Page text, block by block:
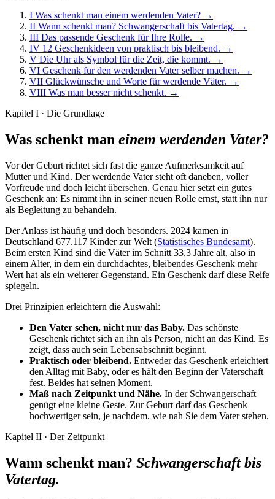
I Was schenkt man einem werdenden Vater? →
II Wann schenkt man? Schwangerschaft bis Vatertag. →
III Das passende Geschenk für Ihre Rolle. →
IV 12 Geschenkideen von praktisch bis bleibend. →
V Die Uhr als Symbol für die Zeit, die kommt. →
VI Geschenk für den werdenden Vater selber machen. →
VII Glückwünsche und Worte für werdende Väter. →
VIII Was man besser nicht schenkt. →
Kapitel I · Die Grundlage
Was schenkt man einem werdenden Vater?
Vor der Geburt richtet sich fast die ganze Aufmerksamkeit auf
Mutter und Kind. Der werdende Vater steht oft daneben, voller
Vorfreude und doch leicht übersehen. Genau hier setzt ein gutes
Geschenk an: Es nimmt ihn in seiner neuen Rolle ernst, statt ihn nur
als Begleitung zu behandeln.
Der Anlass ist häufig und doch besonders. 2024 kamen in
Deutschland 677.117 Kinder zur Welt (Statistisches Bundesamt).
Beim ersten Kind sind die Väter im Schnitt 33,3 Jahre alt, also in
einem Alter, in dem ein durchdachtes, bleibendes Geschenk mehr
Wert hat als ein weiterer Gegenstand. Ein Geschenk darf diese Reife
spiegeln.
Drei Prinzipien erleichtern die Auswahl:
Den Vater sehen, nicht nur das Baby. Das schönste
Geschenk richtet sich an ihn als Person, nicht an das Kind. Es
zeigt, dass auch sein Lebensabschnitt beginnt.
Praktisch oder bleibend. Entweder das Geschenk erleichtert
den Alltag mit Baby, oder es hält den Beginn der Vaterschaft
fest. Beides hat seinen Moment.
Maß nach Zeitpunkt und Nähe. In der Schwangerschaft
genügt eine kleine Geste. Zur Geburt darf das Geschenk
hochwertiger sein, je nachdem, wie nah Sie dem Vater stehen.
Kapitel II · Der Zeitpunkt
Wann schenkt man? Schwangerschaft bis
Vatertag.